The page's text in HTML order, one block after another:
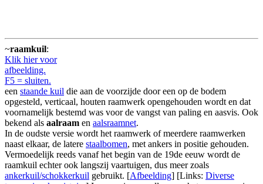
~raamkuil:
Klik hier voor
afbeelding.
F5 = sluiten.
een staande kuil die aan de voorzijde door een op de bodem
opgesteld, verticaal, houten raamwerk opengehouden wordt en dat
voornamelijk bestemd was voor de vangst van paling en aasvis. Ook
bekend als aalraam en aalsraamnet.
In de oudste versie wordt het raamwerk of meerdere raamwerken
naast elkaar, de latere staalbomen, met ankers in positie gehouden.
Vermoedelijk reeds vanaf het begin van de 19de eeuw wordt de
raamkuil echter ook langszij vaartuigen, dus meer zoals
ankerkuil/schokkerkuil gebruikt. [Afbeelding] [Links: Diverse